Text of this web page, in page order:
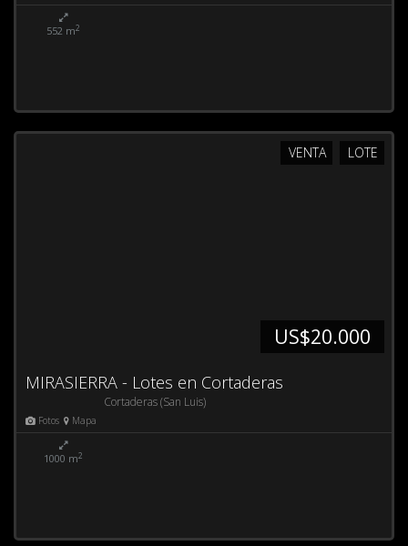
552 m2
LOTE
VENTA
US$20.000
MIRASIERRA - Lotes en Cortaderas
Cortaderas (San Luis)
Fotos Mapa
1000 m2